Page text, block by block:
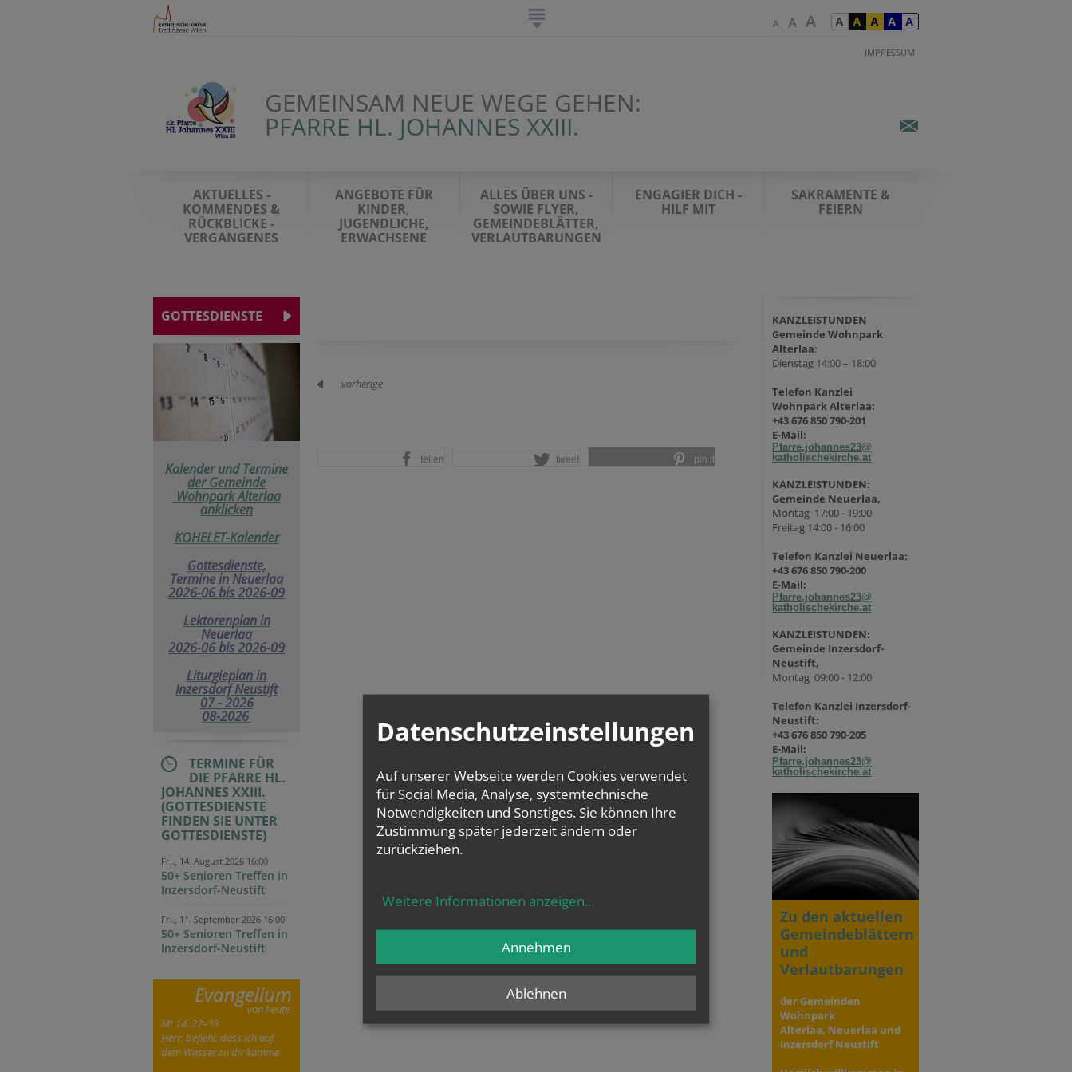
IMPRESSUM
GEMEINSAM NEUE WEGE GEHEN:
PFARRE HL. JOHANNES XXIII.
AKTUELLES -
KOMMENDES &
RÜCKBLICKE -
VERGANGENES
ANGEBOTE FÜR
KINDER,
JUGENDLICHE,
ERWACHSENE
ALLES ÜBER UNS -
SOWIE FLYER,
GEMEINDEBLÄTTER,
VERLAUTBARUNGEN
ENGAGIER DICH -
HILF MIT
SAKRAMENTE &
FEIERN
GOTTESDIENSTE
Kalender und Termine
derGemeinde
Wohnpark Alterlaa
anklicken
KOHELET-Kalender
Gottesdienste,
Termine in Neuerlaa
2026-06 bis 2026-09
Lektorenplan in
Neuerlaa
2026-06 bis 2026-09
Liturgieplan in
Inzersdorf Neustift
07 - 2026
08-2026
TERMINE FÜR
DIE PFARRE HL.
JOHANNES XXIII.
(GOTTESDIENSTE
FINDEN SIE UNTER
GOTTESDIENSTE)
Fr.., 14. August 2026 16:00
50+ Senioren Treffen in
Inzersdorf-Neustift
Fr.., 11. September 2026 16:00
50+ Senioren Treffen in
Inzersdorf-Neustift
Evangelium
von heute
Mt 14, 22–33
Herr, befiehl, dass ich auf
dem Wasser zu dir komme
vorherige
teilen tweet pin it
KANZLEISTUNDEN
Gemeinde Wohnpark
Alterlaa:
Dienstag 14:00 – 18:00
Telefon Kanzlei
Wohnpark Alterlaa:
+43 676 850 790-201
E-Mail:
Pfarre.johannes23@
katholischekirche.at
KANZLEISTUNDEN:
Gemeinde Neuerlaa,
Montag 17:00 - 19:00
Freitag 14:00 - 16:00
Telefon Kanzlei Neuerlaa:
+43 676 850 790-200
E-Mail:
Pfarre.johannes23@
katholischekirche.at
KANZLEISTUNDEN:
Gemeinde Inzersdorf-
Neustift,
Montag 09:00 - 12:00
Telefon Kanzlei Inzersdorf-
Neustift:
+43 676 850 790-205
E-Mail:
Pfarre.johannes23@
katholischekirche.at
Zu den aktuellen
Gemeindeblättern
und
Verlautbarungen
der Gemeinden
Wohnpark
Alterlaa, Neuerlaa und
Inzersdorf Neustift
Datenschutzeinstellungen
Auf unserer Webseite werden Cookies verwendet
für Social Media, Analyse, systemtechnische
Notwendigkeiten und Sonstiges. Sie können Ihre
Zustimmung später jederzeit ändern oder
zurückziehen.
Weitere Informationen anzeigen...
Ablehnen
Annehmen